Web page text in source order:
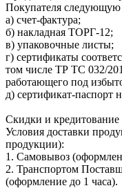
Покупателя
а) счет-фактура;
б) накладная ТОРГ-12;
в) упаковочные листы;
г) сертификаты
том числе ТР ТС 032/
работающего под
д) сертификат-паспорт
Скидки и кредитование
Условия доставки
продукции):
1. Самовывоз
2. Транспортом
(оформление до 1 часа).